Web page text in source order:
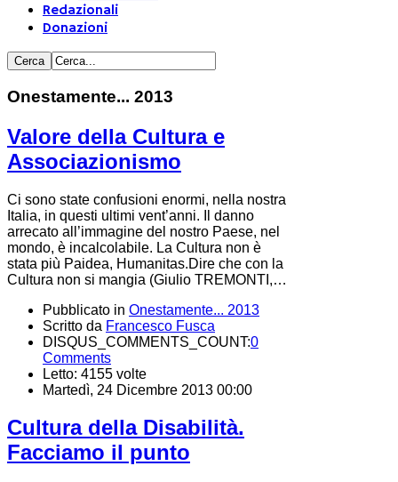
Redazionali
Donazioni
Onestamente... 2013
Valore della Cultura e
Associazionismo
Ci sono state confusioni enormi, nella nostra
Italia, in questi ultimi vent’anni. Il danno
arrecato all’immagine del nostro Paese, nel
mondo, è incalcolabile. La Cultura non è
stata più Paidea, Humanitas.Dire che con la
Cultura non si mangia (Giulio TREMONTI,…
Pubblicato in Onestamente... 2013
Scritto da Francesco Fusca
DISQUS_COMMENTS_COUNT:0
Comments
Letto: 4155 volte
Martedì, 24 Dicembre 2013 00:00
Cultura della Disabilità.
Facciamo il punto